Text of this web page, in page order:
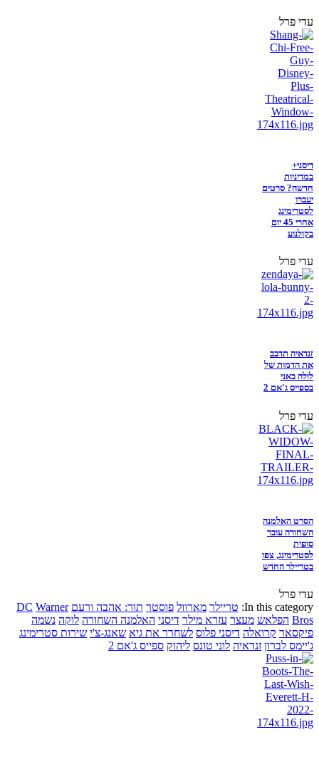
עדי פרל
דיסני+
במדיניות
חדשה? סרטים
יעברו
לסטרימינג
אחרי 45 יום
בקולנוע
עדי פרל
זנדאיה תדבב
את הדמות של
לולה באני
בספייס ג'אם 2
עדי פרל
הסרט האלמנה
השחורה עובר
סופית
לסטרימינג, צפו
בטריילר החדש
עדי פרל
In this category: טריילר מארוול פוסטר תור: אהבה ורעם DC Warner
Bros הפלאש מעצר עזרא מילר דיסני האלמנה השחורה לוקה נשמה
פיקסאר קרואלה דיסני פלוס לשחרר את גיא שאנג-צ'י שירות סטרימינג
ג'יימס לברון זנדאיה לוני טונס ליהוק ספייס ג'אם 2